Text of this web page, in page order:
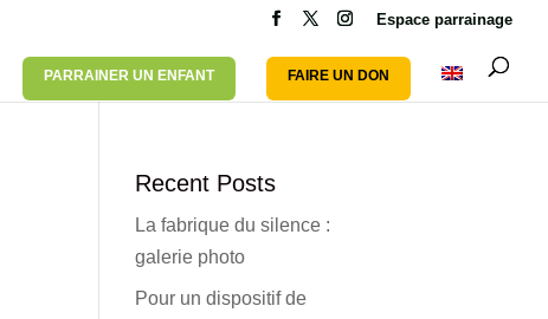
Espace parrainage
PARRAINER UN ENFANT FAIRE UN DON
Recent Posts
La fabrique du silence :
galerie photo
Pour un dispositif de